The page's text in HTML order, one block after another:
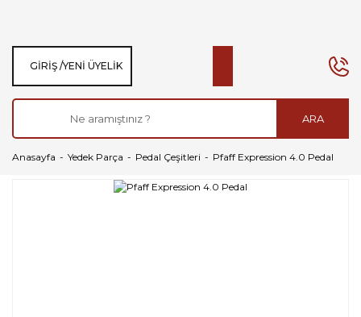
ARA
GIRIŞ /YENI ÜYELIK
Anasayfa Yedek Parça Pedal Çeşitleri Pfaff Expression 4.0 Pedal